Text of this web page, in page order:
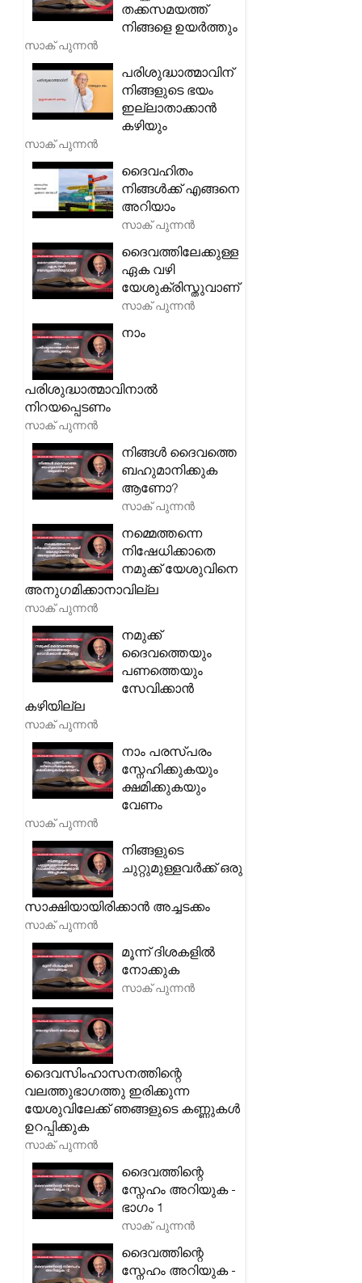
തക്കസമയത്ത്
നിങ്ങളെ ഉയർത്തും
സാക് പുന്നൻ
പരിശുദ്ധാത്മാവിന്
നിങ്ങളുടെ ഭയം
ഇല്ലാതാക്കാൻ
കഴിയും
സാക് പുന്നൻ
ദൈവഹിതം
നിങ്ങൾക്ക് എങ്ങനെ
അറിയാം
സാക് പുന്നൻ
ദൈവത്തിലേക്കുള്ള
ഏക വഴി
യേശുക്രിസ്തുവാണ്
സാക് പുന്നൻ
നാം
പരിശുദ്ധാത്മാവിനാൽ
നിറയപ്പെടണം
സാക് പുന്നൻ
നിങ്ങൾ ദൈവത്തെ
ബഹുമാനിക്കുക
ആണോ?
സാക് പുന്നൻ
നമ്മെത്തന്നെ
നിഷേധിക്കാതെ
നമുക്ക് യേശുവിനെ
അനുഗമിക്കാനാവില്ല
സാക് പുന്നൻ
നമുക്ക്
ദൈവത്തെയും
പണത്തെയും
സേവിക്കാൻ
കഴിയില്ല
സാക് പുന്നൻ
നാം പരസ്പരം
സ്നേഹിക്കുകയും
ക്ഷമിക്കുകയും
വേണം
സാക് പുന്നൻ
നിങ്ങളുടെ
ചുറ്റുമുള്ളവർക്ക് ഒരു
സാക്ഷിയായിരിക്കാൻ അച്ചടക്കം
സാക് പുന്നൻ
മൂന്ന് ദിശകളിൽ
നോക്കുക
സാക് പുന്നൻ
ദൈവസിംഹാസനത്തിന്റെ
വലത്തുഭാഗത്തു ഇരിക്കുന്ന
യേശുവിലേക്ക് ഞങ്ങളുടെ കണ്ണുകൾ
ഉറപ്പിക്കുക
സാക് പുന്നൻ
ദൈവത്തിന്റെ
സ്നേഹം അറിയുക -
ഭാഗം 1
സാക് പുന്നൻ
ദൈവത്തിന്റെ
സ്നേഹം അറിയുക -